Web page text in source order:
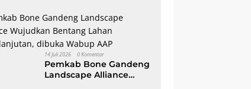
Besar Kinerja Terbaik
14 Juli 2026 0 Komentar
Pemkab Bone Gandeng
Landscape Alliance